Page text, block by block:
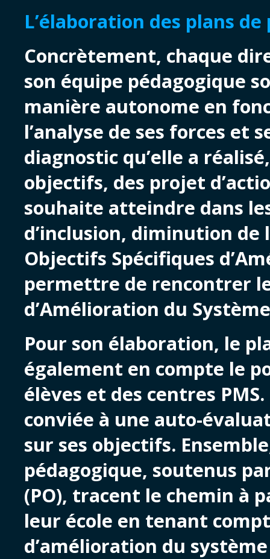
L’élaboration des plans
Concrètement, chaque
son équipe pédagogique
manière autonome en
l’analyse de ses forces et
diagnostic qu’elle a
objectifs, des projet
souhaite atteindre dans
d’inclusion, diminution de
Objectifs Spécifiques
permettre de rencontrer
d’Amélioration du
Pour son élaboration, le
également en compte le
élèves et des centres
conviée à une auto-
sur ses objectifs.
pédagogique, soutenus
(PO), tracent le chemin à
leur école en tenant
d’amélioration du